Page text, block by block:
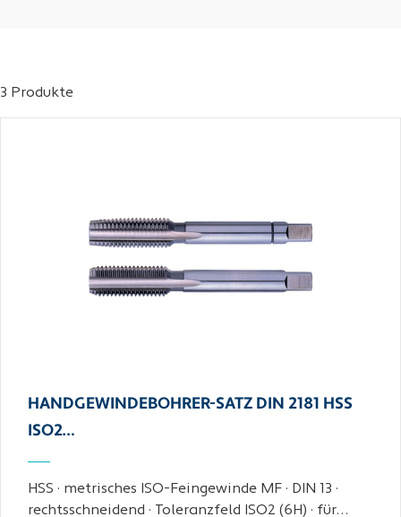
3 Produkte
HANDGEWINDEBOHRER-SATZ DIN 2181 HSS
ISO2…
HSS · metrisches ISO-Feingewinde MF · DIN 13 ·
rechtsschneidend · Toleranzfeld ISO2 (6H) · für…